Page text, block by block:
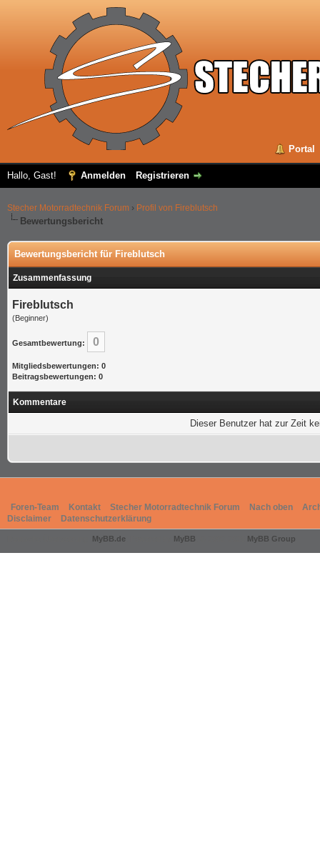
Portal
Hallo, Gast! Anmelden Registrieren
Stecher Motorradtechnik Forum › Profil von Fireblutsch
Bewertungsbericht
Bewertungsbericht für Fireblutsch
Zusammenfassung
Fireblutsch
(Beginner)
Gesamtbewertung: 0
Mitgliedsbewertungen: 0
Beitragsbewertungen: 0
Kommentare
Dieser Benutzer hat zur Zeit
Foren-Team Kontakt Stecher Motorradtechnik Forum Nach oben
Disclaimer
Datenschutzerklärung
MyBB.de MyBB MyBB Group